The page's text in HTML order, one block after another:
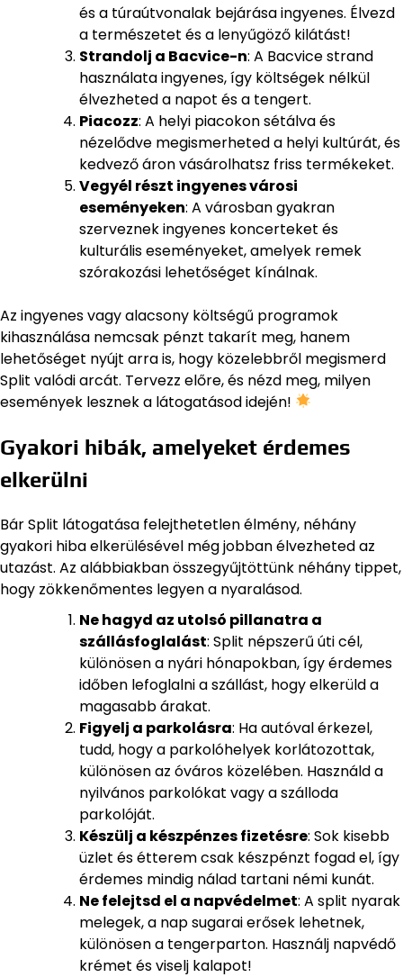
és a túraútvonalak bejárása ingyenes. Élvezd
a természetet és a lenyűgöző kilátást!
Strandolj a Bacvice-n: A Bacvice strand
használata ingyenes, így költségek nélkül
élvezheted a napot és a tengert.
Piacozz: A helyi piacokon sétálva és
nézelődve megismerheted a helyi kultúrát, és
kedvező áron vásárolhatsz friss termékeket.
Vegyél részt ingyenes városi
eseményeken: A városban gyakran
szerveznek ingyenes koncerteket és
kulturális eseményeket, amelyek remek
szórakozási lehetőséget kínálnak.
Az ingyenes vagy alacsony költségű programok
kihasználása nemcsak pénzt takarít meg, hanem
lehetőséget nyújt arra is, hogy közelebbről megismerd
Split valódi arcát. Tervezz előre, és nézd meg, milyen
események lesznek a látogatásod idején!
Gyakori hibák, amelyeket érdemes
elkerülni
Bár Split látogatása felejthetetlen élmény, néhány
gyakori hiba elkerülésével még jobban élvezheted az
utazást. Az alábbiakban összegyűjtöttünk néhány tippet,
hogy zökkenőmentes legyen a nyaralásod.
Ne hagyd az utolsó pillanatra a
szállásfoglalást: Split népszerű úti cél,
különösen a nyári hónapokban, így érdemes
időben lefoglalni a szállást, hogy elkerüld a
magasabb árakat.
Figyelj a parkolásra: Ha autóval érkezel,
tudd, hogy a parkolóhelyek korlátozottak,
különösen az óváros közelében. Használd a
nyilvános parkolókat vagy a szálloda
parkolóját.
Készülj a készpénzes fizetésre: Sok kisebb
üzlet és étterem csak készpénzt fogad el, így
érdemes mindig nálad tartani némi kunát.
Ne felejtsd el a napvédelmet: A split nyarak
melegek, a nap sugarai erősek lehetnek,
különösen a tengerparton. Használj napvédő
krémet és viselj kalapot!